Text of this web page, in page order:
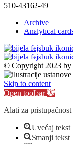
510-43162-49
Archive
Analytical
© Copyright 2023 by
Skip to content
Open toolbar
Alati za pristupačnost
Uvećaj tekst
Smanji tekst